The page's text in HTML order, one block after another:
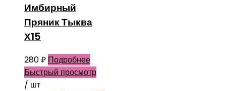
Имбирный
Пряник Тыква
Х15
280₽ Подробнее
Быстрый просмотр
/ шт